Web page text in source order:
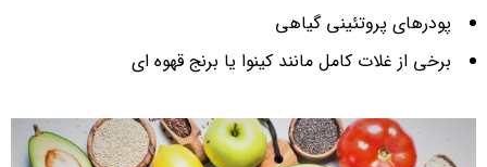
پودرهای پروتئینی گیاهی
برخی از غلات کامل مانند کینوا یا برنج قهوه ای